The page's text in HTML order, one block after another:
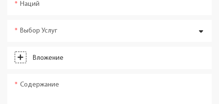
Наций
Выбор Услуг
Вложение
Содержание